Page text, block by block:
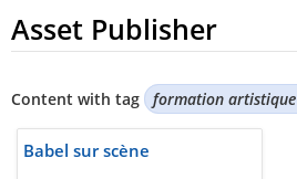
Asset Publisher
Content with tag formation artistique
Babel sur scène